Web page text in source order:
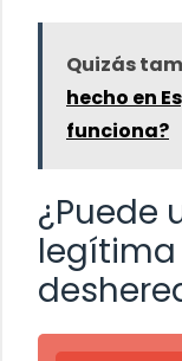
Quizás
hecho en
funciona?
¿Puede